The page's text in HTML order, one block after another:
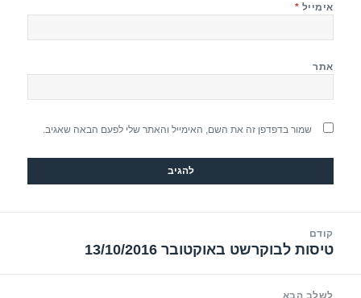
אימייל *
אתר
שמור בדפדפן זה את השם, האימייל והאתר שלי לפעם הבאה שאגיב.
קודם
הפוסט
טיסות לבוקרשט באוקטובר 13/10/2016
לשלב הבא